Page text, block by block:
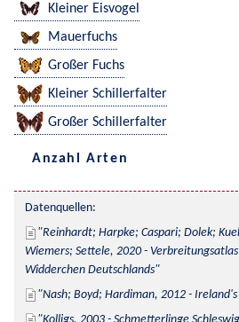
Kleiner Eisvogel
Mauerfuchs
Großer Fuchs
Kleiner Schillerfalter
Großer Schillerfalter
Anzahl Arten
Datenquellen:
Reinhardt; Harpke; Caspari; Dolek;
Wiemers; Settele, 2020 -
Widderchen Deutschlands
Nash; Boyd; Hardiman, 2012 -